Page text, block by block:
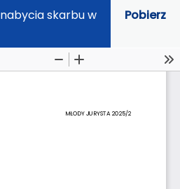
skarbu w
Pobierz